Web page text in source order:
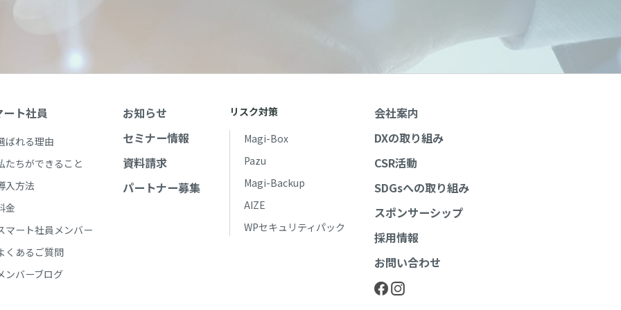
ート社員
ばれる理由
たちができること
入方法
金
マート社員メンバー
くあるご質問
ンバーブログ
お知らせ
セミナー情報
資料請求
パートナー募集
リスク対策
Magi-Box
Pazu
Magi-Backup
AIZE
WPセキュリティパック
会社案内
DXの取り組み
CSR活動
SDGsへの取り組み
スポンサーシップ
採用情報
お問い合わせ